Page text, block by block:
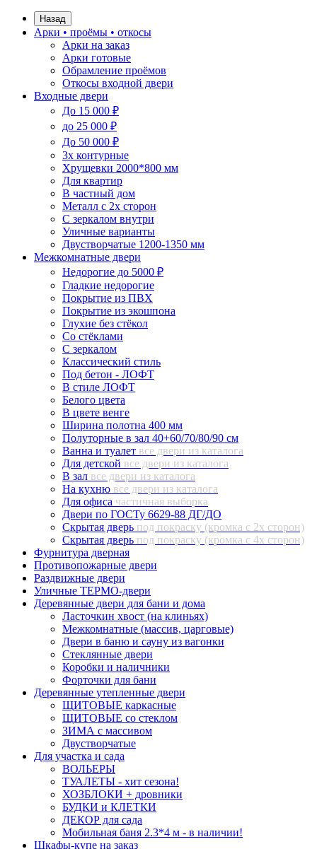
Назад
Арки • проёмы • откосы
Арки на заказ
Арки готовые
Обрамление проёмов
Откосы входной двери
Входные двери
До 15 000 ₽
до 25 000 ₽
До 50 000 ₽
3х контурные
Хрущевки 2000*800 мм
Для квартир
В частный дом
Металл с 2х сторон
С зеркалом внутри
Уличные варианты
Двустворчатые 1200-1350 мм
Межкомнатные двери
Недорогие до 5000 ₽
Гладкие недорогие
Покрытие из ПВХ
Покрытие из экошпона
Глухие без стёкол
Со стёклами
С зеркалом
Классический стиль
Под бетон - ЛОФТ
В стиле ЛОФТ
Белого цвета
В цвете венге
Ширина полотна 400 мм
Полуторные в зал 40+60/70/80/90 см
Ванна и туалет все двери из каталога
Для детской все двери из каталога
В зал все двери из каталога
На кухню все двери из каталога
Для офиса частичная выборка
Двери по ГОСТу 6629-88 ДГ/ДО
Скрытая дверь под покраску (кромка с 2х сторон)
Скрытая дверь под покраску (кромка с 4х сторон)
Фурнитура дверная
Противопожарные двери
Раздвижные двери
Уличные ТЕРМО-двери
Деревянные двери для бани и дома
Ласточкин хвост (на клиньях)
Межкомнатные (массив, царговые)
Двери в баню и сауну из вагонки
Стеклянные двери
Коробки и наличники
Форточки для бани
Деревянные утепленные двери
ЩИТОВЫЕ каркасные
ЩИТОВЫЕ со стеклом
ЗИМА с массивом
Двустворчатые
Для участка и сада
ВОЛЬЕРЫ
ТУАЛЕТЫ - хит сезона!
ХОЗБЛОКИ + дровники
БУДКИ и КЛЕТКИ
ДЕКОР для сада
Мобильная баня 2.3*4 м - в наличии!
Шкафы-купе на заказ